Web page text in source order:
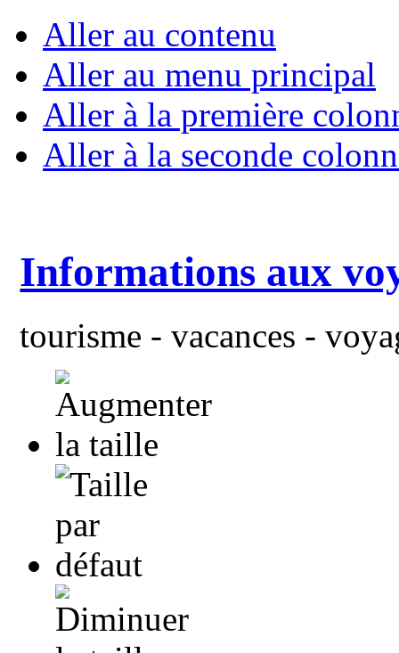
Aller au contenu
Aller au menu principal
Aller à la première
Aller à la seconde
Informations aux
tourisme - vacances -